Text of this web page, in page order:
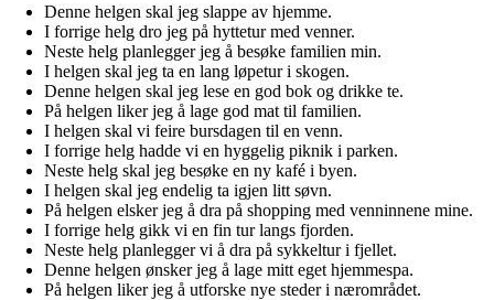
Denne helgen skal jeg slappe av hjemme.
I forrige helg dro jeg på hyttetur med venner.
Neste helg planlegger jeg å besøke familien min.
I helgen skal jeg ta en lang løpetur i skogen.
Denne helgen skal jeg lese en god bok og drikke te.
På helgen liker jeg å lage god mat til familien.
I helgen skal vi feire bursdagen til en venn.
I forrige helg hadde vi en hyggelig piknik i parken.
Neste helg skal jeg besøke en ny kafé i byen.
I helgen skal jeg endelig ta igjen litt søvn.
På helgen elsker jeg å dra på shopping med venninnene mine.
I forrige helg gikk vi en fin tur langs fjorden.
Neste helg planlegger vi å dra på sykkeltur i fjellet.
Denne helgen ønsker jeg å lage mitt eget hjemmespa.
På helgen liker jeg å utforske nye steder i nærområdet.